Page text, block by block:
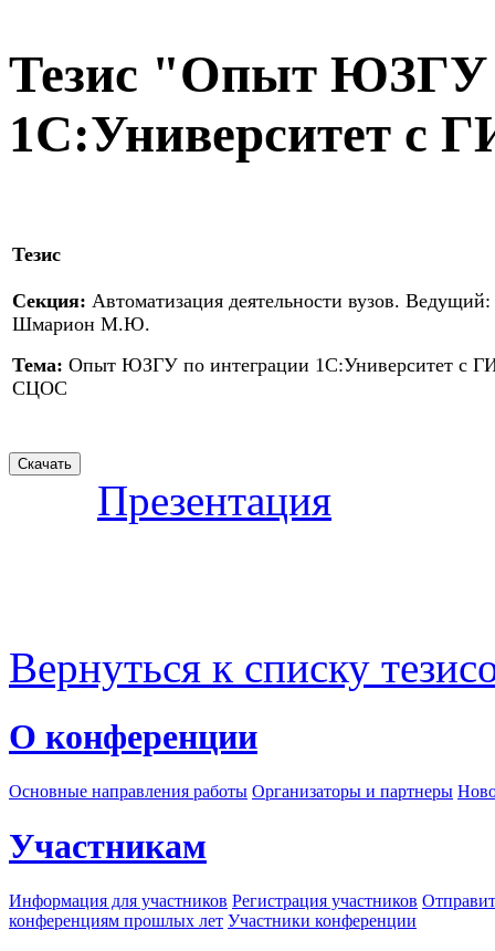
Тезис "Опыт ЮЗГУ
1С:Университет
Тезис
Секция: Автоматизация деятельности вузов. Ведущий:
Шмарион М.Ю.
Тема: Опыт ЮЗГУ по интеграции 1С:Университет с
СЦОС
Презентация
Вернуться к списку
О конференции
Основные направления работы Организаторы и партнеры
Участникам
Информация для участников Регистрация участников
конференциям прошлых лет Участники конференции